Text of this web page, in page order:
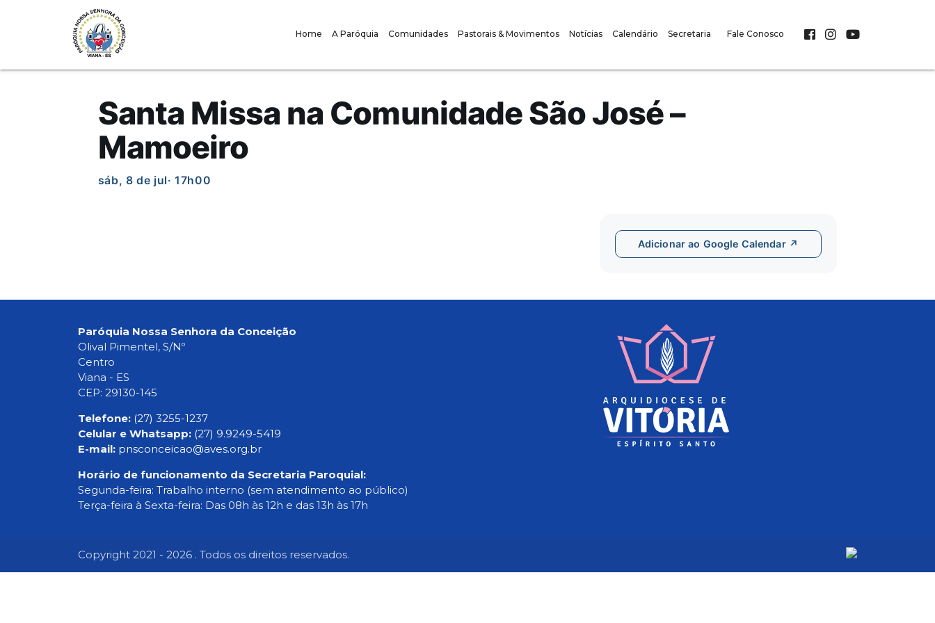
Home A Paróquia Comunidades Pastorais & Movimentos Notícias Calendário Secretaria Fale Conosco
Santa Missa na Comunidade São José –
Mamoeiro
sáb, 8 de jul· 17h00
Adicionar ao Google Calendar ↗
Paróquia Nossa Senhora da Conceição
Olival Pimentel, S/Nº
Centro
Viana - ES
CEP: 29130-145
Telefone: (27) 3255-1237
Celular e Whatsapp: (27) 9.9249-5419
E-mail: pnsconceicao@aves.org.br
Horário de funcionamento da Secretaria Paroquial:
Segunda-feira: Trabalho interno (sem atendimento ao público)
Terça-feira à Sexta-feira: Das 08h às 12h e das 13h às 17h
Copyright 2021 - 2026 . Todos os direitos reservados.